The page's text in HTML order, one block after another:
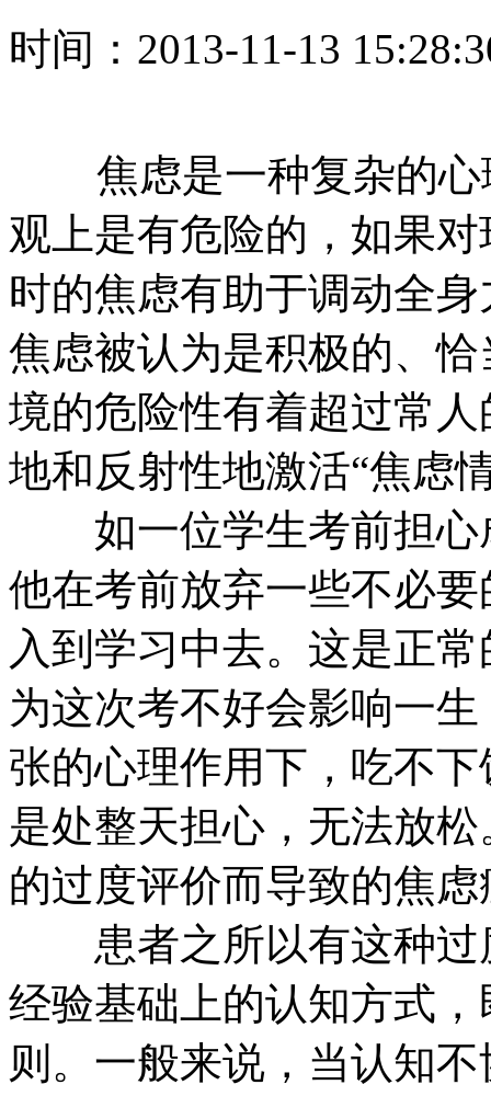
时间：2013-11-13
焦虑是一种复杂的心
观上是有危险的，如果
时的焦虑有助于调动全
焦虑被认为是积极的、
境的危险性有着超过常
地和反射性地激活“焦虑
如一位学生考前担心
他在考前放弃一些不必
入到学习中去。这是正
为这次考不好会影响一
张的心理作用下，吃不
是处整天担心，无法放
的过度评价而导致的焦虑
患者之所以有这种过
经验基础上的认知方式
则。一般来说，当认知